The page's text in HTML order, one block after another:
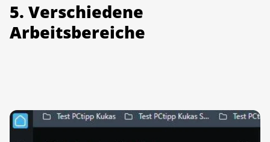
5. Verschiedene
Arbeitsbereiche